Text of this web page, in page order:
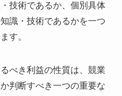
技術であるか、個別具体
識・技術であるかを一つ
す。
べき利益の性質は、競業
判断すべき一つの重要な